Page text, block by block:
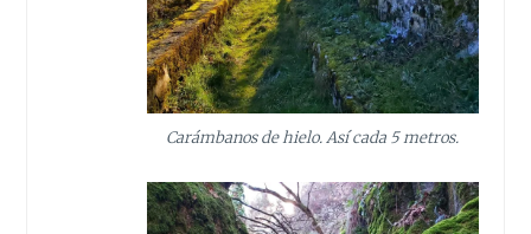
Carámbanos de hielo. Así cada 5 metros.